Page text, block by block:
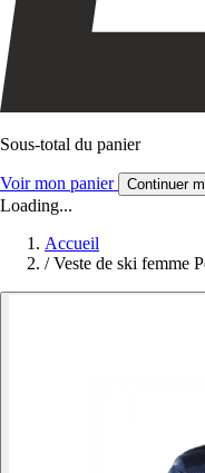
Sous-total du panier
Voir mon panier Continuer
Loading...
Accueil
/ Veste de ski femme